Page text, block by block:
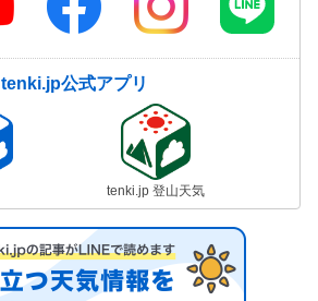
tenki.jp公式アプリ
tenki.jp 登山天気